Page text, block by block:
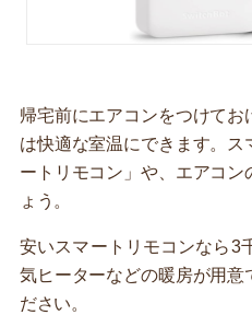
帰宅前にエアコンをつけて
は快適な室温にできます。
ートリモコン」や、エアコ
ょう。
安いスマートリモコンなら3
気ヒーターなどの暖房が用意
ださい。